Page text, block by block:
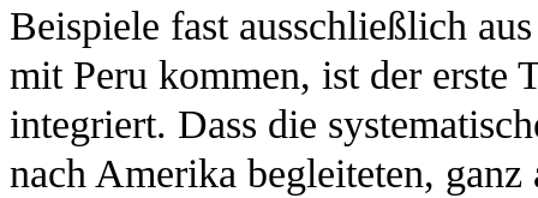
Beispiele fast ausschließlich
mit Peru kommen, ist der erste
integriert. Dass die
nach Amerika begleiteten,